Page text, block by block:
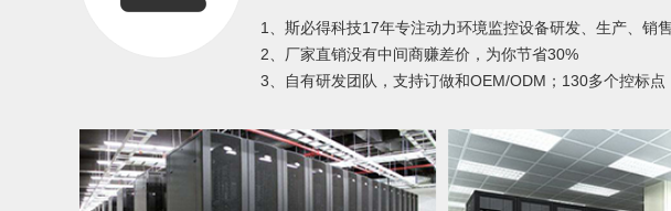
1、斯必得科技17年专注动力环境监控设备研发、生产、销
2、厂家直销没有中间商赚差价，为你节省30%
3、自有研发团队，支持订做和OEM/ODM；130多个控标点